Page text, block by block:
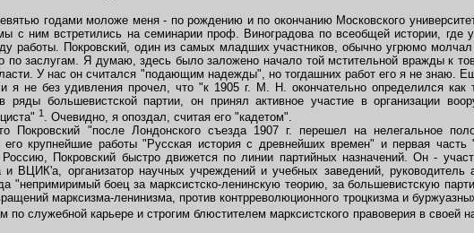
годами моложе меня - по рождению и по окончанию Московского
ним встретились на семинарии проф. Виноградова по всеобщей истории, где
работы. Покровский, один из самых младших участников, обычно угрюмо молчал
по заслугам. Я думаю, здесь было заложено начало той мстительной вражды к
У нас он считался "подающим надежды", но тогдашних работ его я не знаю.
не без удивления прочел, что "к 1905 г. М. Н. окончательно определился как
большевистской партии, он принял активное участие в организации
1 . Очевидно, я опоздал, считая его "кадетом".
"после Лондонского съезда 1907 г. перешел на нелегальное
крупнейшие работы "Русская история с древнейших времен" и первая часть
Покровский быстро движется по линии партийных назначений. Он -
ВЦИК'а, организатор научных учреждений и учебных заведений, руководитель
"непримиримый боец за марксистско-ленинскую теорию, за большевистскую
марксизма-ленинизма, против контрреволюционного троцкизма и
служебной карьере и строгим блюстителем марксистского правоверия в своей